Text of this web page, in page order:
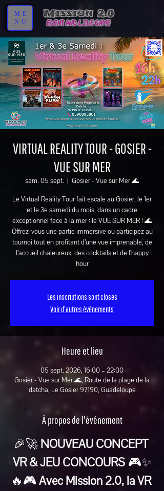
ME
NU
VIRTUAL REALITY TOUR - GOSIER -
VUE SUR MER
sam. 05 sept.
  |
Gosier - Vue sur Mer 🌊
Le Virtual Reality Tour fait escale au Gosier, le 1er
et le 3e samedi du mois, dans un cadre
exceptionnel face à la mer : le VUE SUR MER ! 🌊
Offrez-vous une partie immersive ou participez au
tournoi tout en profitant d’une vue imprenable, de
l’accueil chaleureux, des cocktails et de l’happy
hour
Les inscriptions sont closes
Voir d'autres événements
Heure et lieu
05 sept. 2026, 16:00 – 22:00
Gosier - Vue sur Mer 🌊, Route de la plage de la
datcha, Le Gosier 97190, Guadeloupe
À propos de l'événement
🎉🚀 NOUVEAU CONCEPT
VR & JEU CONCOURS 🎮✨
🔥🎮 Avec Mission 2.0, la VR